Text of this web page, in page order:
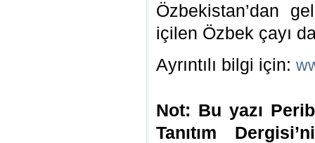
Özbekistan’dan
içilen Özbek çayı
Ayrıntılı bilgi için:
Not: Bu yazı
Tanıtım